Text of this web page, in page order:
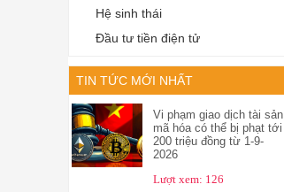
Hệ sinh thái
Đầu tư tiền điện tử
TIN TỨC MỚI NHẤT
Vi phạm giao dịch tài sản
mã hóa có thể bị phạt tới
200 triệu đồng từ 1-9-
2026
Lượt xem: 126